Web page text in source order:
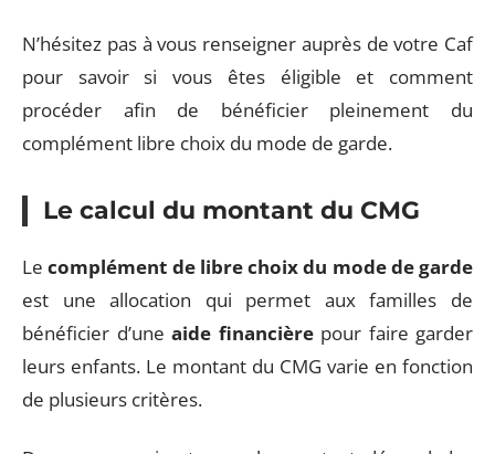
N’hésitez pas à vous renseigner auprès de votre Caf
pour savoir si vous êtes éligible et comment
procéder afin de bénéficier pleinement du
complément libre choix du mode de garde.
Le calcul du montant du CMG
Lecomplément de libre choix du mode de garde
est une allocation qui permet aux familles de
bénéficier d’une aide financièrepour faire garder
leurs enfants. Le montant du CMG varie en fonction
de plusieurs critères.